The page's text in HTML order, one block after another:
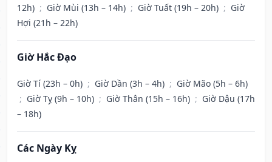
12h) ; Giờ Mùi (13h – 14h) ; Giờ Tuất (19h – 20h) ; Giờ
Hợi (21h – 22h)
Giờ Hắc Đạo
Giờ Tí (23h – 0h) ; Giờ Dần (3h – 4h) ; Giờ Mão (5h – 6h)
; Giờ Tỵ (9h – 10h) ; Giờ Thân (15h – 16h) ; Giờ Dậu (17h
– 18h)
Các Ngày Kỵ